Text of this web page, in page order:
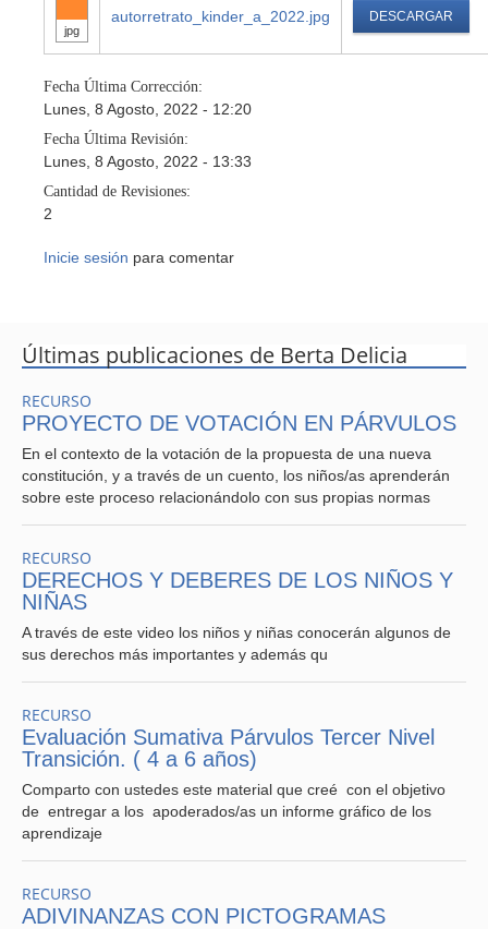
jpg
autorretrato_kinder_a_2022.jpg DESCARGAR
Fecha Última Corrección:
Lunes, 8 Agosto, 2022 - 12:20
Fecha Última Revisión:
Lunes, 8 Agosto, 2022 - 13:33
Cantidad de Revisiones:
2
Inicie sesión para comentar
Últimas publicaciones de Berta Delicia
RECURSO
PROYECTO DE VOTACIÓN EN PÁRVULOS
En el contexto de la votación de la propuesta de una nueva
constitución, y a través de un cuento, los niños/as aprenderán
sobre este proceso relacionándolo con sus propias normas
RECURSO
DERECHOS Y DEBERES DE LOS NIÑOS Y
NIÑAS
A través de este video los niños y niñas conocerán algunos de
sus derechos más importantes y además qu
RECURSO
Evaluación Sumativa Párvulos Tercer Nivel
Transición. ( 4 a 6 años)
Comparto con ustedes este material que creé con el objetivo
de entregar a los apoderados/as un informe gráfico de los
aprendizaje
RECURSO
ADIVINANZAS CON PICTOGRAMAS